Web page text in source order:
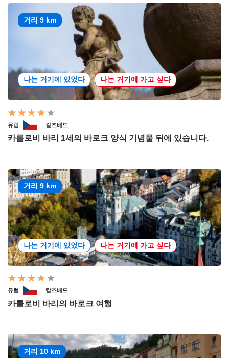
거리 9 km
나는 거기에 있었다 나는 거기에 가고 싶다
유럽 칼즈배드
카를로비 바리 1세의 바로크 양식 기념물 뒤에 있습니다.
거리 9 km
나는 거기에 있었다 나는 거기에 가고 싶다
유럽 칼즈배드
카를로비 바리의 바로크 여행
거리 10 km